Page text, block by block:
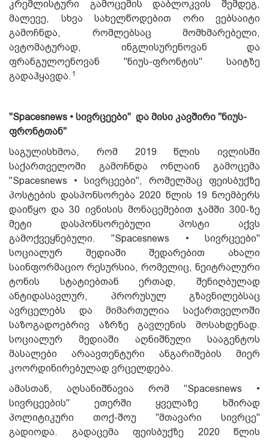
კრემლისტური გამოცემის დაბლოკვის შემდეგ,
მალევე, სხვა სახელწოდებით ორი ვებსაიტი
გამოჩნდა, რომლებსაც მომხმარებელი,
ავტომატურად, ინგლისურენოვან და
ფრანგულოენოვან "ნიუს-ფრონტის" საიტზე
გადაჰყავდა. 1
"Spacesnews • სივრცეები" და მისი კავშირი "ნიუს-
ფრონტთან"
საგულისხმოა, რომ 2019 წლის ივლისში
საქართველოში გამოჩნდა ონლაინ გამოცემა
"Spacesnews • სივრცეები", რომელმაც ფეისბუქზე
პოსტების დასპონსორება 2020 წლის 19 ნოემბერს
დაიწყო და 30 ივნისის მონაცემებით ჯამში 300-ზე
მეტი დასპონსორებული პოსტი აქვს
გამოქვეყნებული. "Spacesnews • სივრცეები"
სოციალურ მედიაში შედარებით ახალი
საინფორმაციო რესურსია, რომელიც, ნეიტრალური
ტონის სტატიებთან ერთად, შენიღბულად
ანტიდასავლურ, პრორუსულ გზავნილებსაც
ავრცელებს და მიმართულია საქართველოში
საზოგადოებრივ აზრზე გავლენის მოსახდენად.
სოციალურ მედიაში აღნიშნული სააგენტოს
მასალები არაავთენტური ანგარიშების მიერ
კოორდინირებულად ვრცელდება.
ამასთან, აღსანიშნავია რომ "Spacesnews •
სივრცეების'' ეთერში ყველაზე ხშირად
პოლიტიკური თოქ-შოუ ''მთავარი სივრცე''
გადიოდა. გადაცემა ფეისბუქზე 2020 წლის